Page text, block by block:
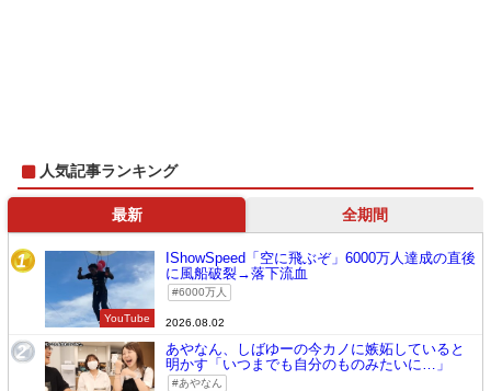
人気記事ランキング
最新 全期間
1
YouTube
IShowSpeed「空に飛ぶぞ」6000万人達成の直後
に風船破裂→落下流血
6000万人
2026.08.02
2
あやなん、しばゆーの今カノに嫉妬していると
明かす「いつまでも自分のものみたいに…」
あやなん